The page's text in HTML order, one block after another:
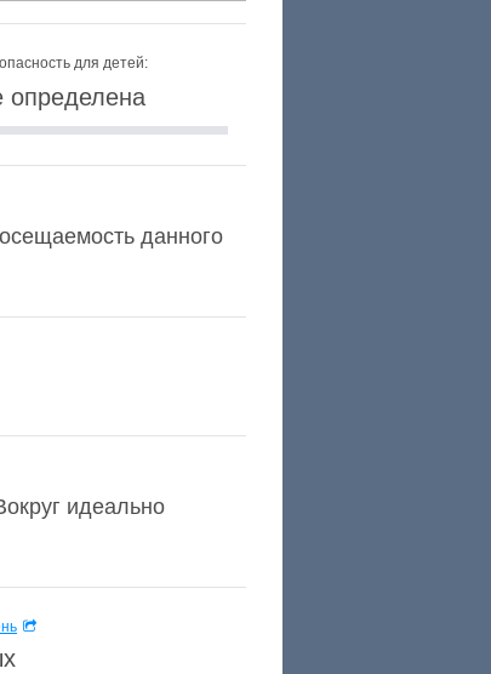
для детей:
определена
данного
идеально